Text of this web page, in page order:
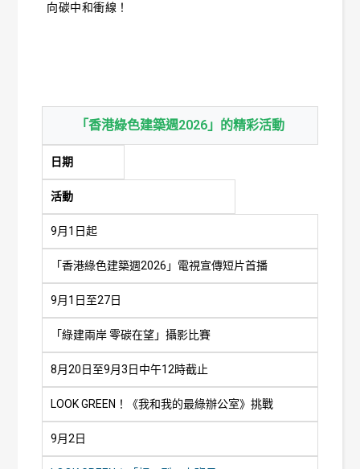
向碳中和衝線！
「香港綠色建築週2026」的精彩活動
日期
活動
9月1日起
「香港綠色建築週2026」電視宣傳短片首播
9月1日至27日
「綠建兩岸 零碳在望」攝影比賽
8月20日至9月3日中午12時截止
LOOK GREEN！《我和我的最綠辦公室》挑戰
9月2日